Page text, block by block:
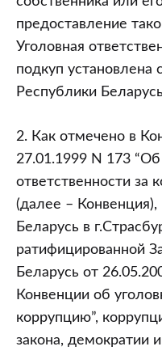
“Коммерческий
подкуп”
главы
25
против
порядка
осуществления
экономической
деятельности”
Уголовного
кодекса
Республики
Беларусь)
предоставление
Уголовная
подкуп установлена
Республики
2. Как отмечено в
27.01.1999 N 173 “Об
ответственности за
(далее –
Беларусь в
ратифицированной
Беларусь от
Конвенции об
коррупцию”,
закона, демократии